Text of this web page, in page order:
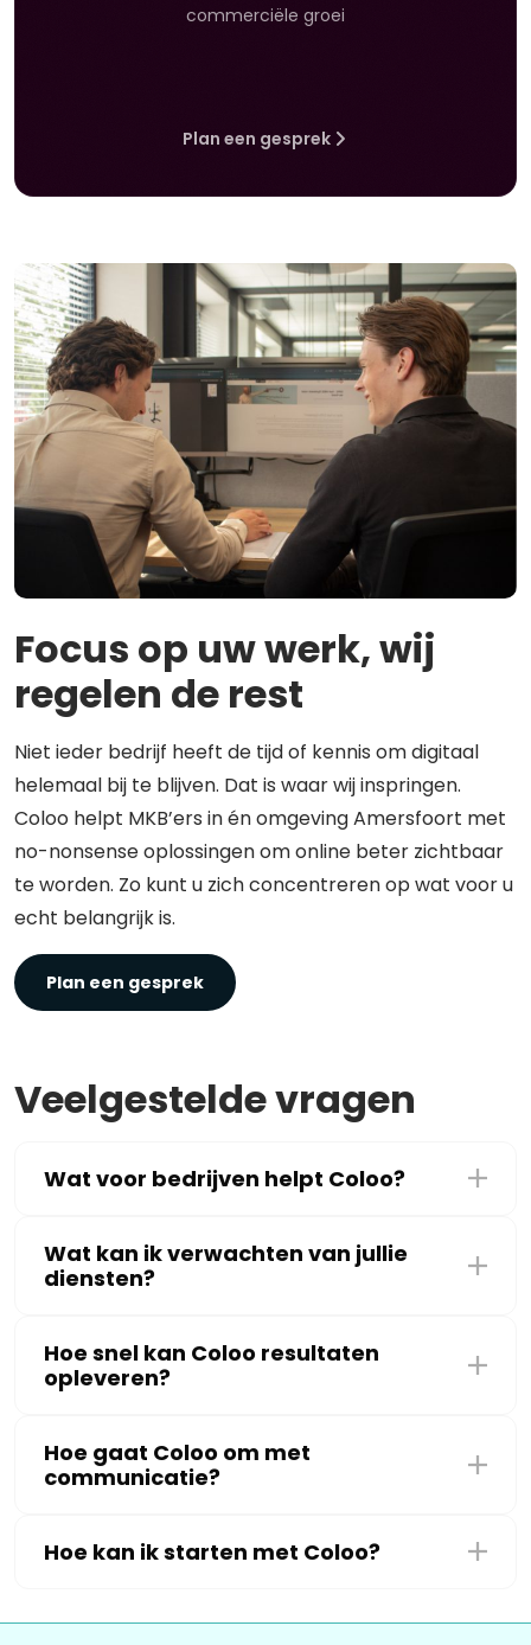
commerciële groei
Plan een gesprek
Focus op uw werk, wij
regelen de rest
Niet ieder bedrijf heeft de tijd of kennis om digitaal
helemaal bij te blijven. Dat is waar wij inspringen.
Coloo helpt MKB’ers in én omgeving Amersfoort met
no-nonsense oplossingen om online beter zichtbaar
te worden. Zo kunt u zich concentreren op wat voor u
echt belangrijk is.
Plan een gesprek
Veelgestelde vragen
Wat voor bedrijven helpt Coloo?
Wat kan ik verwachten van jullie
diensten?
Hoe snel kan Coloo resultaten
opleveren?
Hoe gaat Coloo om met
communicatie?
Hoe kan ik starten met Coloo?